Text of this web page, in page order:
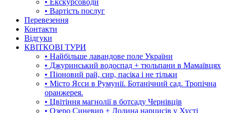
• Екскурсоводи
• Вартість послуг
Перевезення
Контакти
Відгуки
КВІТКОВІ ТУРИ
• Найбільше лавандове поле України
• Джуринський водоспад + тюльпани в Мамаївцях
• Піоновий рай, сир, пасіка і не тільки
• Місто Ясси в Румунії. Ботанічний сад. Тропічна
оранжерея.
• Цвітіння магнолії в ботсаду Чернівців
• Озеро Синевир + Долина нарцисів у Хусті